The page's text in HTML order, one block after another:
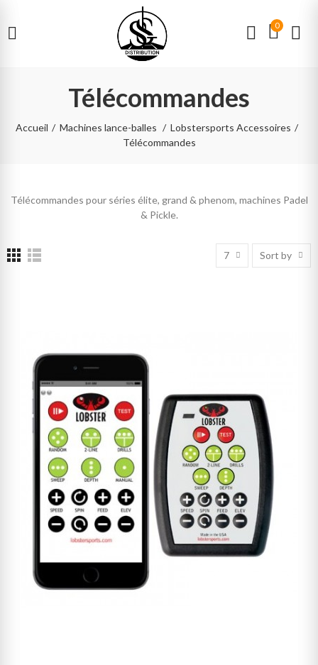
0
Télécommandes
Accueil Machines lance-balles
Lobstersports Accessoires
Télécommandes
Télécommandes pour séries élite, grand & phenom, machines Padel
& Pickle.
7 Sort by